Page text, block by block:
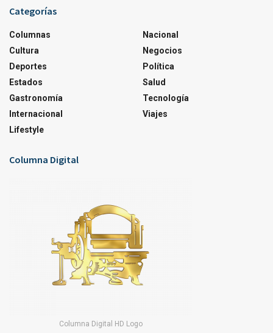
Categorías
Columnas
Cultura
Deportes
Estados
Gastronomía
Internacional
Lifestyle
Nacional
Negocios
Política
Salud
Tecnología
Viajes
Columna Digital
Columna Digital HD Logo